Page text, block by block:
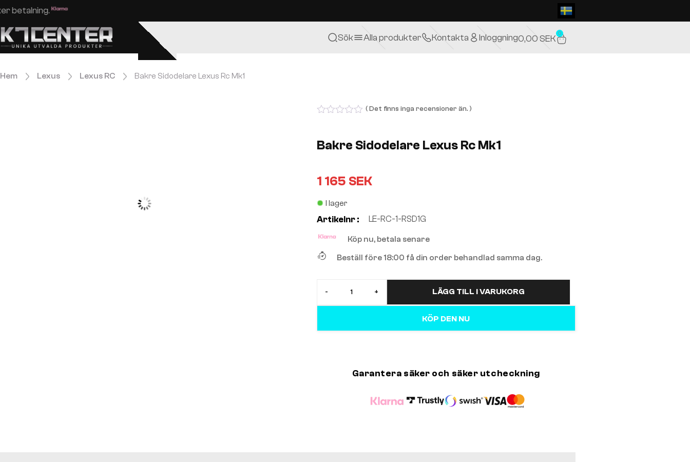
Enkel och säker betalning.
Sök Alla produkter Kontakta Inloggning0,00SEK 0
Hem Lexus Lexus RC Bakre Sidodelare Lexus Rc Mk1
of
5
( Det finns inga recensioner än. )
Bakre Sidodelare Lexus Rc Mk1
1 165 SEK
I lager
Artikelnr : LE-RC-1-RSD1G
Köp nu, betala senare
Beställ före 18:00 få din order behandlad samma dag.
- + LÄGG TILL I VARUKORG
KÖP DEN NU
Garantera säker och säker utcheckning